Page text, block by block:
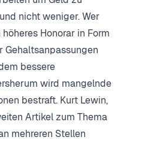
nicht weniger. Wer
Honorar in Form
Gehaltsanpassungen
bessere
wird mangelnde
bestraft. Kurt Lewin,
Artikel zum Thema
mehreren Stellen